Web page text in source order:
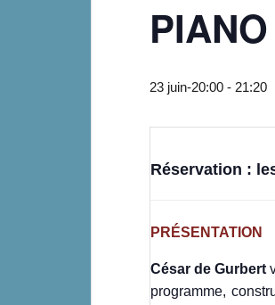
23 juin-20:00 - 21:20
Réservation :
PRÉSENTATION
César de Gurbert
programme,